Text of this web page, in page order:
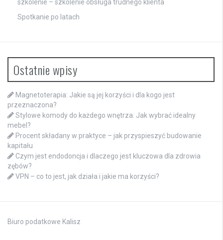
szkolenie – szkolenie obsługa trudnego klienta
Spotkanie po latach
Ostatnie wpisy
Magnetoterapia: Jakie są jej korzyści i dla kogo jest
przeznaczona?
Stylowe komody do każdego wnętrza: Jak wybrać idealny
mebel?
Procent składany w praktyce – jak przyspieszyć budowanie
kapitału
Czym jest endodoncja i dlaczego jest kluczowa dla zdrowia
zębów?
VPN – co to jest, jak działa i jakie ma korzyści?
Biuro podatkowe Kalisz